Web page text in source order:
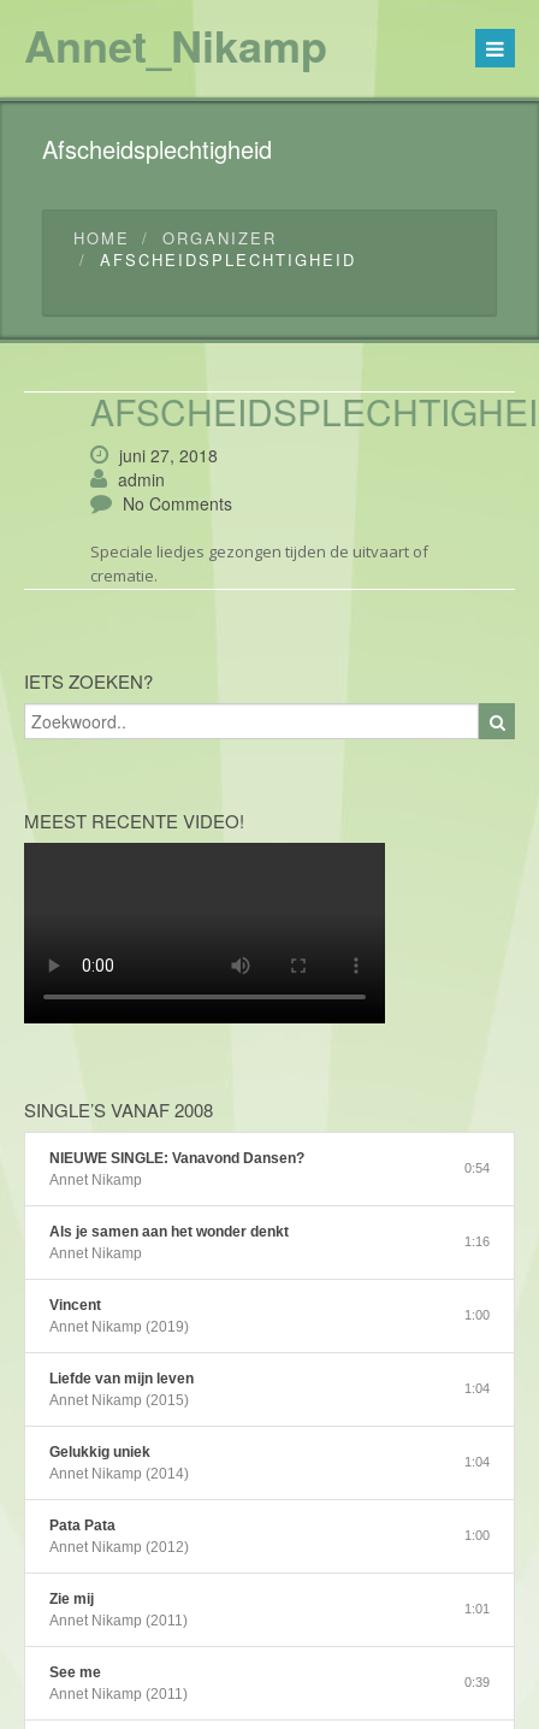
Annet_Nikamp
Afscheidsplechtigheid
HOME
ORGANIZER
AFSCHEIDSPLECHTIGHEID
juni 27, 2018
admin
No Comments
Speciale liedjes gezongen tijden de uitvaart of
crematie.
IETS ZOEKEN?
MEEST RECENTE VIDEO!
SINGLE’S VANAF 2008
NIEUWE SINGLE: Vanavond Dansen?
Annet Nikamp
0:54
Als je samen aan het wonder denkt
Annet Nikamp
1:16
Vincent
Annet Nikamp (2019)
1:00
Liefde van mijn leven
Annet Nikamp (2015)
1:04
Gelukkig uniek
Annet Nikamp (2014)
1:04
Pata Pata
Annet Nikamp (2012)
1:00
Zie mij
Annet Nikamp (2011)
1:01
See me
Annet Nikamp (2011)
0:39